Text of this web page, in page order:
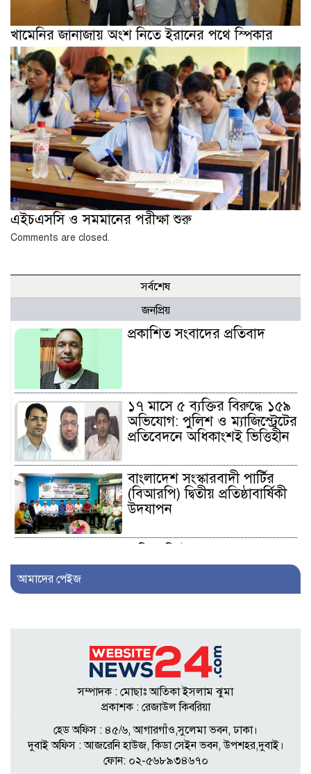
খামেনির জানাজায় অংশ নিতে ইরানের পথে স্পিকার
এইচএসসি ও সমমানের পরীক্ষা শুরু
Comments are closed.
সর্বশেষ
জনপ্রিয়
প্রকাশিত সংবাদের প্রতিবাদ
১৭ মাসে ৫ ব্যক্তির বিরুদ্ধে ১৫৯
অভিযোগ: পুলিশ ও ম্যাজিস্ট্রেটের
প্রতিবেদনে অধিকাংশই ভিত্তিহীন
বাংলাদেশ সংস্কারবাদী পার্টির
(বিআরপি) দ্বিতীয় প্রতিষ্ঠাবার্ষিকী
উদযাপন
ঘোষণার দাবি, আলোচনায়
সম্পাদককে!
শিকলবাহা জলাবদ্ধতা নিরসনে
মাঠে ইউপি সদস্য নুরুল ইসলাম
৭ প্রতিষ্ঠানে সাত বছর অডিট
আমাদের পেইজ
সম্পাদক : মোছাঃ আতিকা ইসলাম ঝুমা
প্রকাশক : রেজাউল কিবরিয়া
হেড অফিস : ৪৫/৬, আগারগাঁও,সুলেমা ভবন, ঢাকা।
দুবাই অফিস : আজরেনি হাউজ, কিডা সেইন ভবন, উপশহর,দুবাই।
ফোন: ০২-৫৬৮৯৩৪৬৭০